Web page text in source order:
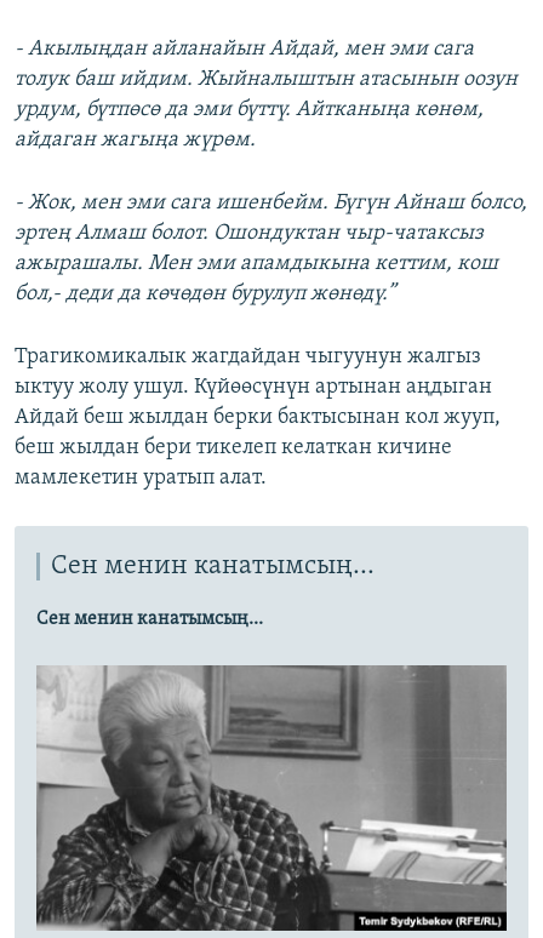
- Акылыңдан айланайын Айдай, мен эми сага
толук баш ийдим. Жыйналыштын атасынын оозун
урдум, бүтпөсө да эми бүттү. Айтканыңа көнөм,
айдаган жагыңа жүрөм.
- Жок, мен эми сага ишенбейм. Бүгүн Айнаш болсо,
эртең Алмаш болот. Ошондуктан чыр-чатаксыз
ажырашалы. Мен эми апамдыкына кеттим, кош
бол,- деди да көчөдөн бурулуп жөнөдү.”
Трагикомикалык жагдайдан чыгуунун жалгыз
ыктуу жолу ушул. Күйөөсүнүн артынан аңдыган
Айдай беш жылдан берки бактысынан кол жууп,
беш жылдан бери тикелеп келаткан кичине
мамлекетин уратып алат.
Сен менин канатымсың...
Сен менин канатымсың...